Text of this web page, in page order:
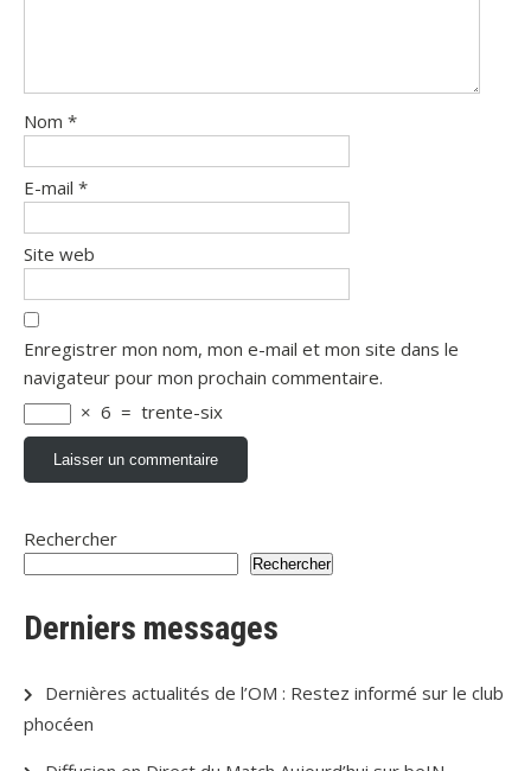
Nom *
E-mail *
Site web
Enregistrer mon nom, mon e-mail et mon site dans le
navigateur pour mon prochain commentaire.
× 6 = trente-six
Rechercher
Rechercher
Derniers messages
Dernières actualités de l’OM : Restez informé sur le club
phocéen